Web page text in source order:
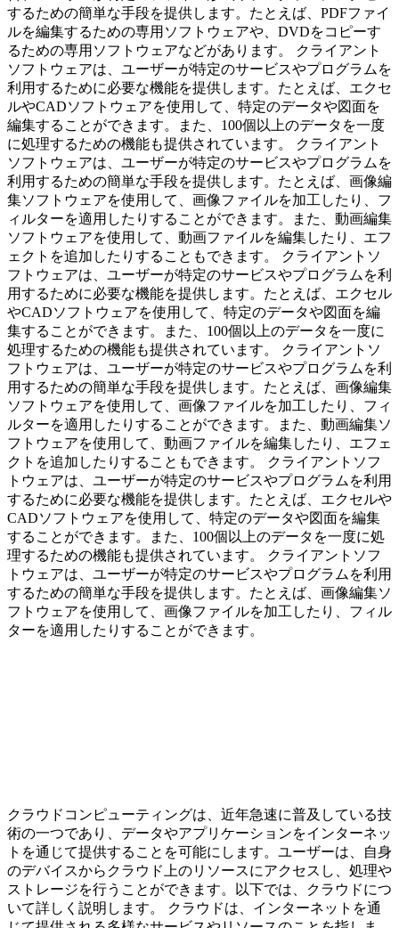
するための簡単な手段を提供します。たとえば、PDFファイ
ルを編集するための専用ソフトウェアや、DVDをコピーす
るための専用ソフトウェアなどがあります。 クライアント
ソフトウェアは、ユーザーが特定のサービスやプログラムを
利用するために必要な機能を提供します。たとえば、エクセ
ルやCADソフトウェアを使用して、特定のデータや図面を
編集することができます。また、100個以上のデータを一度
に処理するための機能も提供されています。 クライアント
ソフトウェアは、ユーザーが特定のサービスやプログラムを
利用するための簡単な手段を提供します。たとえば、画像編
集ソフトウェアを使用して、画像ファイルを加工したり、フ
ィルターを適用したりすることができます。また、動画編集
ソフトウェアを使用して、動画ファイルを編集したり、エフ
ェクトを追加したりすることもできます。 クライアントソ
フトウェアは、ユーザーが特定のサービスやプログラムを利
用するために必要な機能を提供します。たとえば、エクセル
やCADソフトウェアを使用して、特定のデータや図面を編
集することができます。また、100個以上のデータを一度に
処理するための機能も提供されています。 クライアントソ
フトウェアは、ユーザーが特定のサービスやプログラムを利
用するための簡単な手段を提供します。たとえば、画像編集
ソフトウェアを使用して、画像ファイルを加工したり、フィ
ルターを適用したりすることができます。また、動画編集ソ
フトウェアを使用して、動画ファイルを編集したり、エフェ
クトを追加したりすることもできます。 クライアントソフ
トウェアは、ユーザーが特定のサービスやプログラムを利用
するために必要な機能を提供します。たとえば、エクセルや
CADソフトウェアを使用して、特定のデータや図面を編集
することができます。また、100個以上のデータを一度に処
理するための機能も提供されています。 クライアントソフ
トウェアは、ユーザーが特定のサービスやプログラムを利用
するための簡単な手段を提供します。たとえば、画像編集ソ
フトウェアを使用して、画像ファイルを加工したり、フィル
ターを適用したりすることができます。
クラウドコンピューティングは、近年急速に普及している技
術の一つであり、データやアプリケーションをインターネッ
トを通じて提供することを可能にします。ユーザーは、自身
のデバイスからクラウド上のリソースにアクセスし、処理や
ストレージを行うことができます。以下では、クラウドにつ
いて詳しく説明します。 クラウドは、インターネットを通